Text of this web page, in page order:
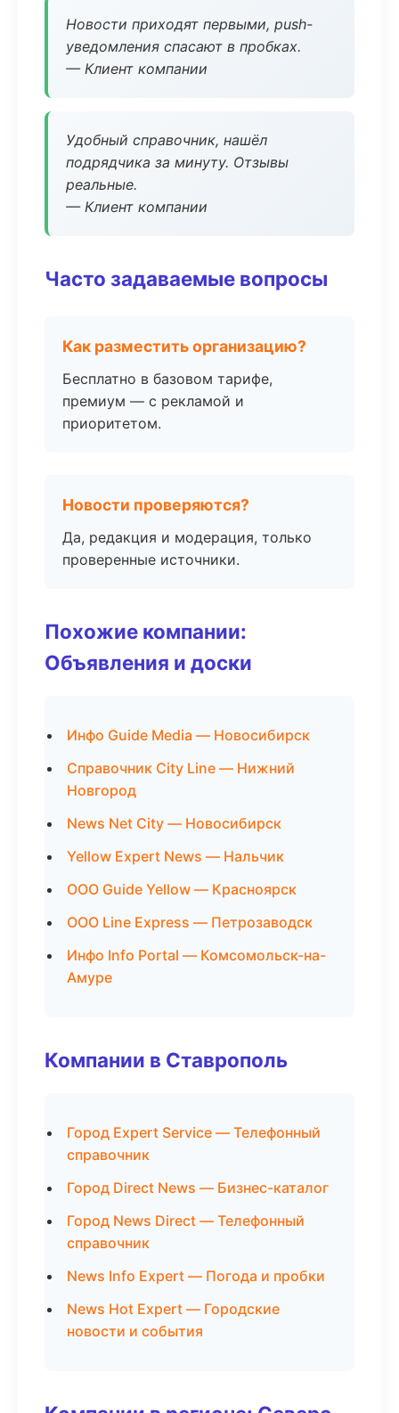
Новости приходят первыми, push-
уведомления спасают в пробках.
— Клиент компании
Удобный справочник, нашёл
подрядчика за минуту. Отзывы
реальные.
— Клиент компании
Часто задаваемые вопросы
Как разместить организацию?
Бесплатно в базовом тарифе,
премиум — с рекламой и
приоритетом.
Новости проверяются?
Да, редакция и модерация, только
проверенные источники.
Похожие компании:
Объявления и доски
Инфо Guide Media — Новосибирск
Справочник City Line — Нижний
Новгород
News Net City — Новосибирск
Yellow Expert News — Нальчик
ООО Guide Yellow — Красноярск
ООО Line Express — Петрозаводск
Инфо Info Portal — Комсомольск-на-
Амуре
Компании в Ставрополь
Город Expert Service — Телефонный
справочник
Город Direct News — Бизнес-каталог
Город News Direct — Телефонный
справочник
News Info Expert — Погода и пробки
News Hot Expert — Городские
новости и события